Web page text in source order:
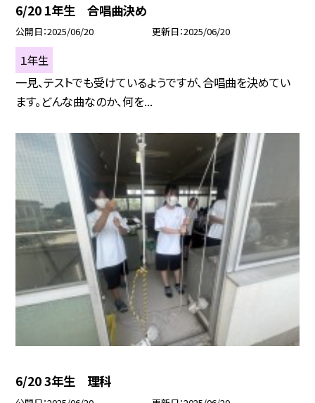
6/20 1年生 合唱曲決め
公開日 2025/06/20 更新日 2025/06/20
１年生
一見、テストでも受けているようですが、合唱曲を決めてい
ます。どんな曲なのか、何を...
6/20 3年生 理科